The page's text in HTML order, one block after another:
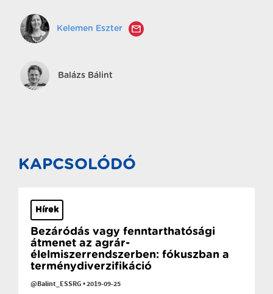
Kelemen Eszter
Balázs Bálint
KAPCSOLÓDÓ
Hírek
Bezáródás vagy fenntarthatósági
átmenet az agrár-
élelmiszerrendszerben: fókuszban a
terménydiverzifikáció
@Balint_ESSRG•2019-09-25